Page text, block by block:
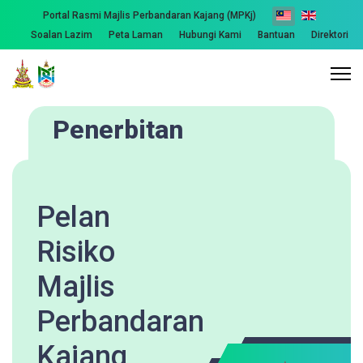
Portal Rasmi Majlis Perbandaran Kajang (MPKj)
Soalan Lazim
Peta Laman Hubungi Kami Bantuan Direktori
Penerbitan
Pelan
Risiko
Majlis
Perbandaran